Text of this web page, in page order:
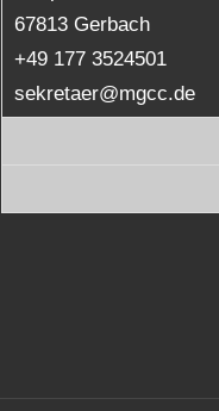
67813 Gerbach
+49 177 3524501
sekretaer@mgcc.de